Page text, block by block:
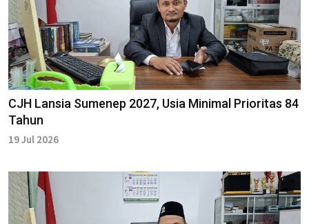
CJH Lansia Sumenep 2027, Usia Minimal Prioritas 84
Tahun
19 Jul 2026